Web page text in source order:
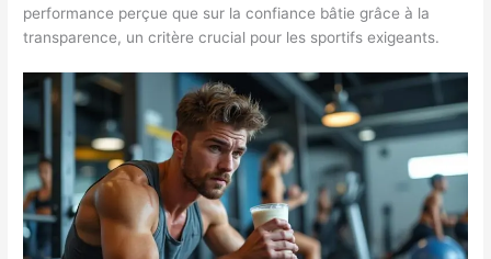
performance perçue que sur la confiance bâtie grâce à la
transparence, un critère crucial pour les sportifs exigeants.